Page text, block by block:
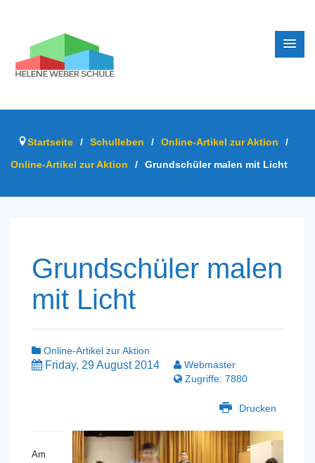
Startseite / Schulleben / Online-Artikel zur Aktion
/
Online-Artikel zur Aktion
/ Grundschüler malen mit Licht
Grundschüler malen
mit Licht
Online-Artikel zur Aktion
Friday, 29 August 2014
Webmaster
Zugriffe: 7880
Drucken
Am